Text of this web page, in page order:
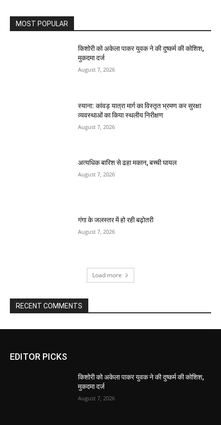
MOST POPULAR
किशोरी को अकेला पाकर युवक ने की दुष्कर्म की कोशिश,
मुकदमा दर्ज
August 7, 2026
स्याना: कांवड़ यात्रा मार्ग का विस्तृत भ्रमण कर सुरक्षा
व्यवस्थाओं का किया स्थलीय निरीक्षण
August 7, 2026
अत्यधिक बारिश से ढहा मकान, बच्ची घायल
August 7, 2026
गंगा के जलस्तर में हो रही बढ़ोतरी
August 7, 2026
Load more
RECENT COMMENTS
EDITOR PICKS
किशोरी को अकेला पाकर युवक ने की दुष्कर्म की कोशिश,
मुकदमा दर्ज
August 7, 2026